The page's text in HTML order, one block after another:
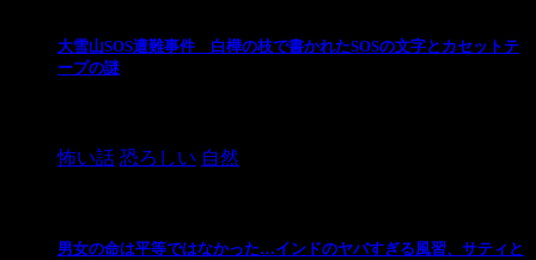
大雪山SOS遭難事件 白樺の枝で書かれたSOSの文字とカセットテ
ープの謎
怖い話 恐ろしい 自然
男女の命は平等ではなかった…インドのヤバすぎる風習、サティと